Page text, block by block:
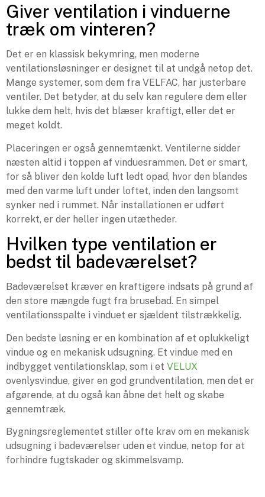
Giver ventilation i vinduerne
træk om vinteren?
Det er en klassisk bekymring, men moderne
ventilationsløsninger er designet til at undgå netop det.
Mange systemer, som dem fra VELFAC, har justerbare
ventiler. Det betyder, at du selv kan regulere dem eller
lukke dem helt, hvis det blæser kraftigt, eller det er
meget koldt.
Placeringen er også gennemtænkt. Ventilerne sidder
næsten altid i toppen af vinduesrammen. Det er smart,
for så bliver den kolde luft ledt opad, hvor den blandes
med den varme luft under loftet, inden den langsomt
synker ned i rummet. Når installationen er udført
korrekt, er der heller ingen utætheder.
Hvilken type ventilation er
bedst til badeværelset?
Badeværelset kræver en kraftigere indsats på grund af
den store mængde fugt fra brusebad. En simpel
ventilationsspalte i vinduet er sjældent tilstrækkelig.
Den bedste løsning er en kombination af et oplukkeligt
vindue og en mekanisk udsugning. Et vindue med en
indbygget ventilationsklap, som i et VELUX
ovenlysvindue, giver en god grundventilation, men det er
afgørende, at du også kan åbne det helt og skabe
gennemtræk.
Bygningsreglementet stiller ofte krav om en mekanisk
udsugning i badeværelser uden et vindue, netop for at
forhindre fugtskader og skimmelsvamp.